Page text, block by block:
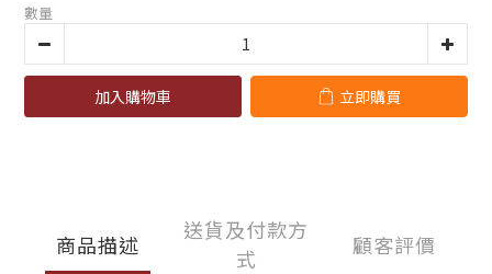
數量
加入購物車 立即購買
商品描述
送貨及付款方
式
顧客評價